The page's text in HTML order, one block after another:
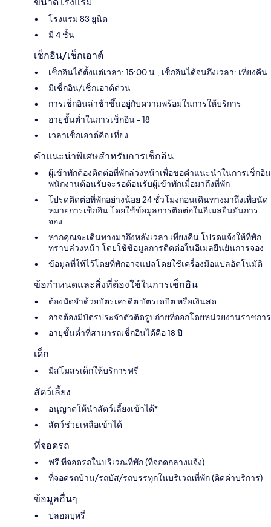
โรงแรม 83 ยูนิต
มี 4 ชั้น
เช็กอิน/เช็กเอาต์
เช็กอินได้ตั้งแต่เวลา: 15:00 น., เช็กอินได้จนถึงเวลา: เที่ยงคืน
มีเช็กอิน/เช็กเอาต์ด่วน
การเช็กอินล่าช้าขึ้นอยู่กับความพร้อมในการให้บริการ
อายุขั้นต่ำในการเช็กอิน - 18
เวลาเช็กเอาต์คือ เที่ยง
คำแนะนำพิเศษสำหรับการเช็กอิน
ผู้เข้าพักต้องติดต่อที่พักล่วงหน้าเพื่อขอคำแนะนำในการเช็กอิน
พนักงานต้อนรับจะรอต้อนรับผู้เข้าพักเมื่อมาถึงที่พัก
โปรดติดต่อที่พักอย่างน้อย 24 ชั่วโมงก่อนเดินทางมาถึงเพื่อนัด
หมายการเช็กอิน โดยใช้ข้อมูลการติดต่อในอีเมลยืนยันการ
จอง
หากคุณจะเดินทางมาถึงหลังเวลา เที่ยงคืน โปรดแจ้งให้ที่พัก
ทราบล่วงหน้า โดยใช้ข้อมูลการติดต่อในอีเมลยืนยันการจอง
ข้อมูลที่ให้ไว้โดยที่พักอาจแปลโดยใช้เครื่องมือแปลอัตโนมัติ
ข้อกำหนดและสิ่งที่ต้องใช้ในการเช็กอิน
ต้องมัดจำด้วยบัตรเครดิต บัตรเดบิต หรือเงินสด
อาจต้องมีบัตรประจำตัวติดรูปถ่ายที่ออกโดยหน่วยงานราชการ
อายุขั้นต่ำที่สามารถเช็กอินได้คือ 18 ปี
เด็ก
มีสโมสรเด็กให้บริการฟรี
สัตว์เลี้ยง
อนุญาตให้นำสัตว์เลี้ยงเข้าได้*
สัตว์ช่วยเหลือเข้าได้
ที่จอดรถ
ฟรี ที่จอดรถในบริเวณที่พัก (ที่จอดกลางแจ้ง)
ที่จอดรถบ้าน/รถบัส/รถบรรทุกในบริเวณที่พัก (คิดค่าบริการ)
ข้อมูลอื่นๆ
ปลอดบุหรี่